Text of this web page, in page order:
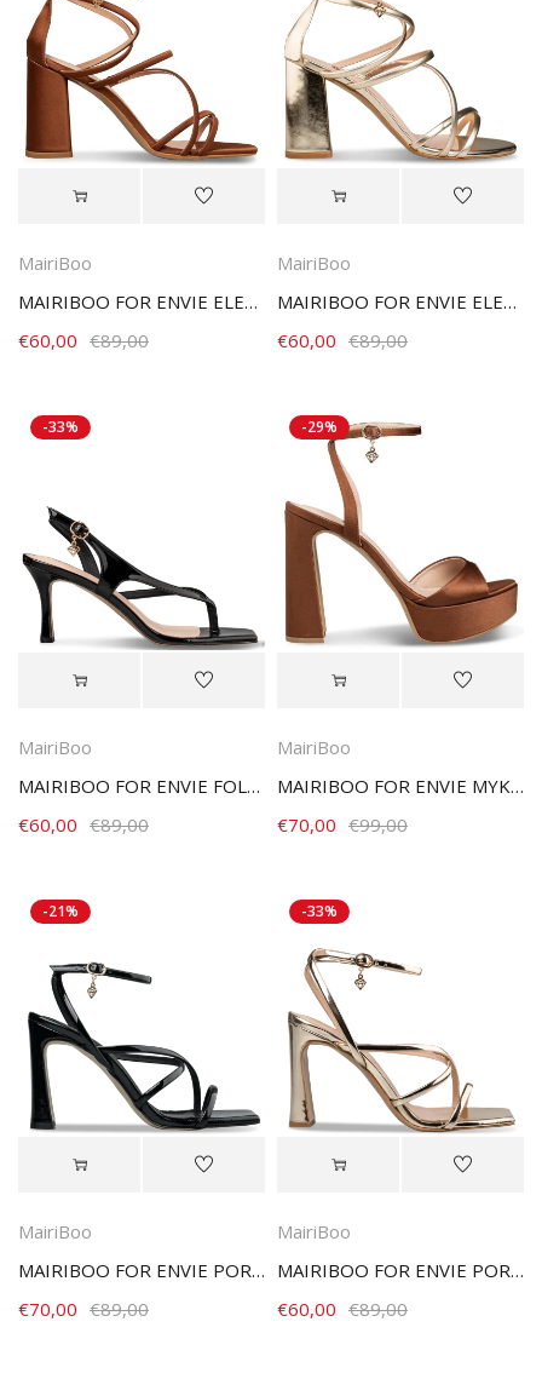
MairiBoo
MAIRIBOO FOR ENVIE ELECTRICITY M03-23986-28 BROWN
€89,00
€60,00
MairiBoo
MAIRIBOO FOR ENVIE ELECTRICITY M03-23986-59 GOLD
€89,00
€60,00
-33%
MairiBoo
MAIRIBOO FOR ENVIE FOLEGANDROS M03-23973-34 BLACK
€89,00
€60,00
-29%
MairiBoo
MAIRIBOO FOR ENVIE MYKONOS M03-23990-28 BROWN
€99,00
€70,00
-21%
MairiBoo
MAIRIBOO FOR ENVIE PORTOFINO M03-21884-34 BLACK
€89,00
€70,00
-33%
MairiBoo
MAIRIBOO FOR ENVIE PORTOFINO M03-21884-59 GOLD
€89,00
€60,00